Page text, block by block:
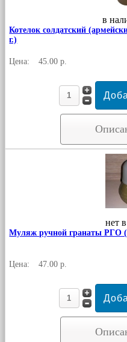
в
Котелок солдатский
г.)
Цена: 45.00 р.
нет
Муляж ручной гранаты РГО
Цена: 47.00 р.